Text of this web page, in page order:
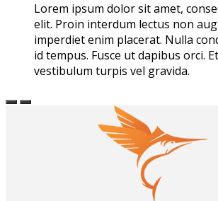
Lorem ipsum dolor sit amet,
elit. Proin interdum lectus non
imperdiet enim placerat. Nulla
id tempus. Fusce ut dapibus orci.
vestibulum turpis vel gravida.